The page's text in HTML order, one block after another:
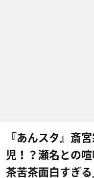
『あんスタ』斎
児！？瀬名との
茶苦茶面白すぎる